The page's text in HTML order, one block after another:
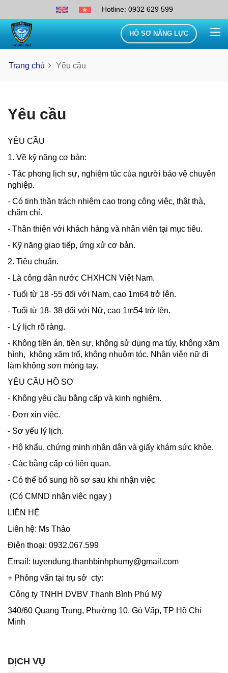
Hotline: 0932 629 599
HỒ SƠ NĂNG LỰC
Trang chủ Yêu cầu
Yêu cầu
YÊU CẦU
1. Về kỹ năng cơ bản:
- Tác phong lịch sự, nghiêm túc của người bảo vệ chuyên
nghiệp.
- Có tinh thần trách nhiệm cao trong công việc, thật thà,
chăm chỉ.
- Thân thiện với khách hàng và nhân viên tại mục tiêu.
- Kỹ năng giao tiếp, ứng xử cơ bản.
2. Tiêu chuẩn.
- Là công dân nước CHXHCN Việt Nam.
- Tuổi từ 18 -55 đối với Nam, cao 1m64 trở lên.
- Tuổi từ 18- 38 đối với Nữ, cao 1m54 trở lên.
- Lý lịch rõ ràng.
- Không tiền án, tiền sự, không sử dụng ma túy, không xăm
hình, không xăm trổ, không nhuộm tóc. Nhân viên nữ đi
làm không sơn móng tay.
YÊU CẦU HỒ SƠ
- Không yêu cầu bằng cấp và kinh nghiệm.
- Đơn xin việc.
- Sơ yếu lý lịch.
- Hộ khẩu, chứng minh nhân dân và giấy khám sức khỏe.
- Các bằng cấp có liên quan.
- Có thể bổ sung hồ sơ sau khi nhận việc
(Có CMND nhận việc ngay )
LIÊN HỆ
Liên hệ: Ms Thảo
Điện thoại: 0932.067.599
Email: tuyendung.thanhbinhphumy@gmail.com
+ Phỏng vấn tại trụ sở cty:
Công ty TNHH DVBV Thanh Bình Phú Mỹ
340/60 Quang Trung, Phường 10, Gò Vấp, TP Hồ Chí
Minh
DỊCH VỤ